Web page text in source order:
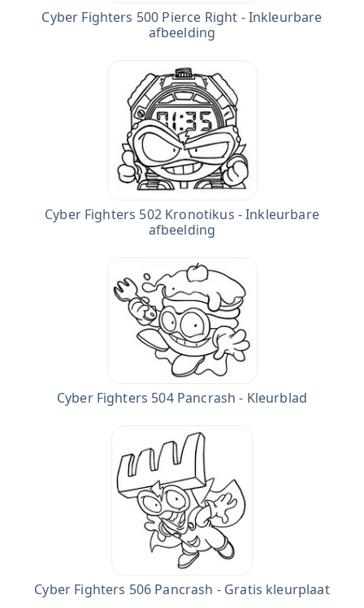
Cyber Fighters 500 Pierce Right - Inkleurbare
afbeelding
Cyber Fighters 502 Kronotikus - Inkleurbare
afbeelding
Cyber Fighters 504 Pancrash - Kleurblad
Cyber Fighters 506 Pancrash - Gratis kleurplaat